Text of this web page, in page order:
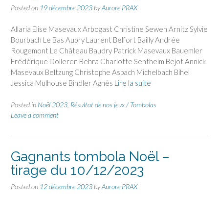
Posted on 19 décembre 2023 byAurore PRAX
Allaria Elise Masevaux Arbogast Christine Sewen Arnitz Sylvie
Bourbach Le Bas Aubry Laurent Belfort Bailly Andrée
Rougemont Le Château Baudry Patrick Masevaux Bauemler
Frédérique Dolleren Behra Charlotte Sentheim Bejot Annick
Masevaux Beltzung Christophe Aspach Michelbach Bihel
Jessica Mulhouse Bindler Agnès Lire la suite
Posted in Noël 2023 Résultat de nos jeux / Tombolas
Leave a comment
Gagnants tombola Noël –
tirage du 10/12/2023
Posted on 12 décembre 2023 byAurore PRAX